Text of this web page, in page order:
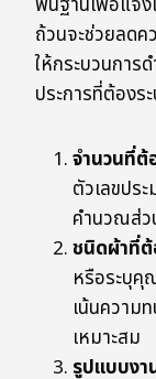
พื้นฐานเพื่อแจ้ง
ถ้วนจะช่วยลดค
ให้กระบวนการ
ประการที่ต้องร
จำนวนที่ต้
ตัวเลขปร
คำนวณส่
ชนิดผ้าที่ต้
หรือระบุคุ
เน้นความ
เหมาะสม
รูปแบบง